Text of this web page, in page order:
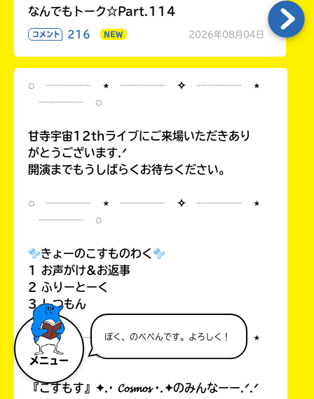
メニュー
ぼく、のべぺんです。よろしく！
なんでもトーク☆Part.114
コメント 216 NEW 2026年08月04日
◌ ┈┈┈┈ ⋆ ┈┈┈┈ ✧ ┈┈┈┈ ⋆
┈┈┈┈ ◌
甘寺宇宙12thライブにご来場いただきあり
がとうございます.ᐟ
開演までもうしばらくお待ちください。
◌ ┈┈┈┈ ⋆ ┈┈┈┈ ✧ ┈┈┈┈ ⋆
┈┈┈┈ ◌
きょーのこすものわく
1 お声がけ&お返事
2 ふりーとーく
3 しつもん
◌ ┈┈┈┈ ⋆ ┈┈┈┈ ✧ ┈┈┈┈ ⋆
┈┈┈┈ ◌
『こすもす』✦.· 𝓒𝓸𝓼𝓶𝓸𝓼 ·.✦のみんなーー.ᐟ.ᐟ